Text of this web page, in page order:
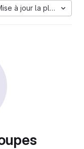
à jour la plus